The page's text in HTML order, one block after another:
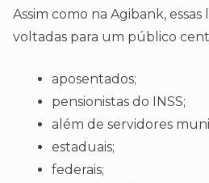
Assim como na Agibank,
voltadas para um público
aposentados;
pensionistas do INSS;
além de servidores
estaduais;
federais;